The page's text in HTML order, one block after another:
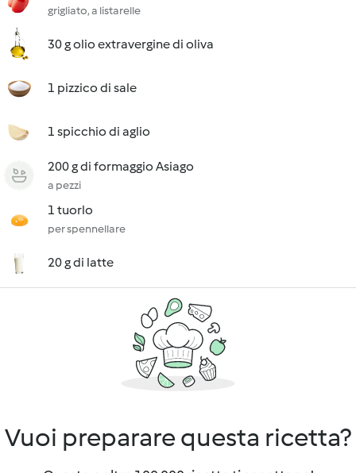
grigliato, a listarelle
30 g olio extravergine di oliva
1 pizzico di sale
1 spicchio di aglio
200 g di formaggio Asiago
a pezzi
1 tuorlo
per spennellare
20 g di latte
Vuoi preparare questa ricetta?